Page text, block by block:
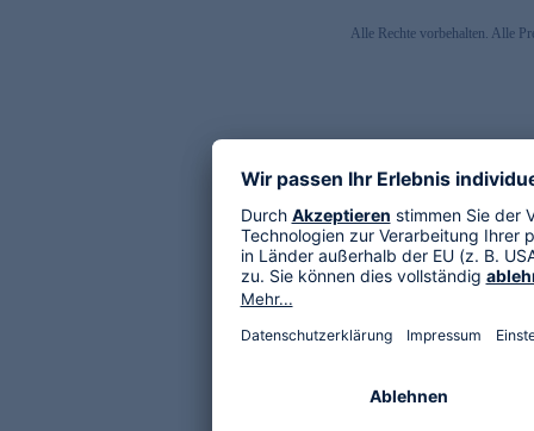
Alle Rechte vorbehalten. Alle